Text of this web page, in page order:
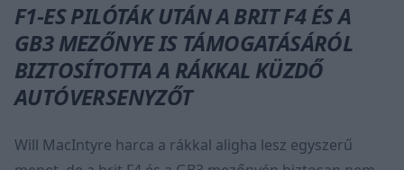
F1-ES PILÓTÁK UTÁN A BRIT F4 ÉS A
GB3 MEZŐNYE IS TÁMOGATÁSÁRÓL
BIZTOSÍTOTTA A RÁKKAL KÜZDŐ
AUTÓVERSENYZŐT
Will MacIntyre harca a rákkal aligha lesz egyszerű